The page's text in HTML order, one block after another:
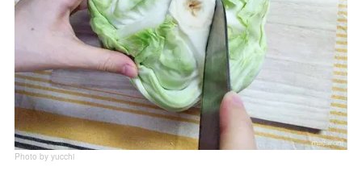
Photo by yucchi